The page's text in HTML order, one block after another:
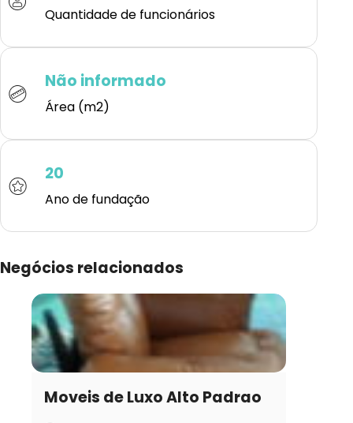
Quantidade de funcionários
Não informado
Área (m2)
20
Ano de fundação
Negócios relacionados
Moveis de Luxo Alto Padrao